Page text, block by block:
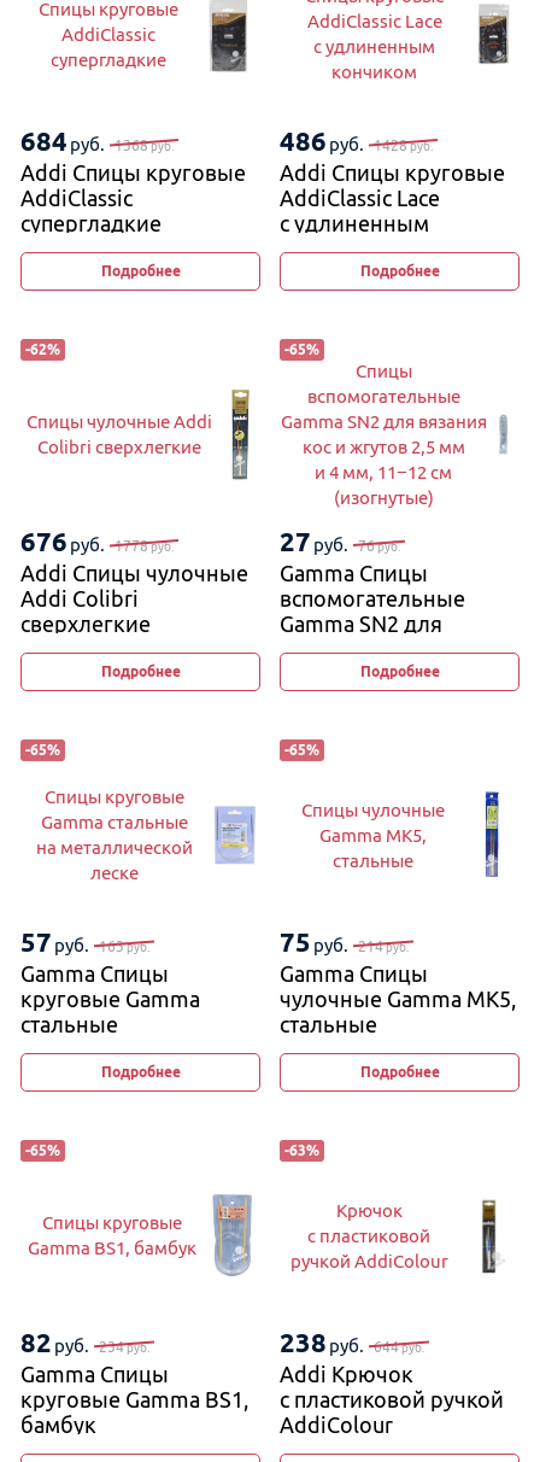
Спицы круговые
AddiClassic
супергладкие
684 руб. 1368руб.
Addi Спицы круговые
AddiClassic
супергладкие
Подробнее
AddiClassic Lace
с удлиненным
кончиком
486 руб. 1428руб.
Addi Спицы круговые
AddiClassic Lace
с удлиненным
кончиком
Подробнее
-62%
Спицы чулочные Addi
Colibri сверхлегкие
676 руб. 1778руб.
Addi Спицы чулочные
Addi Colibri
сверхлегкие
Подробнее
-65%
Спицы
вспомогательные
Gamma SN2 для вязания
кос и жгутов 2,5 мм
и 4 мм, 11−12 см
(изогнутые)
27 руб. 76руб.
Gamma Спицы
вспомогательные
Gamma SN2 для
вязания кос и жгутов
2,5 мм и 4 мм, 11−12 см
(изогнутые)
Подробнее
-65%
Спицы круговые
Gamma стальные
на металлической
леске
57 руб. 163руб.
Gamma Спицы
круговые Gamma
стальные
на металлической
Подробнее
-65%
Спицы чулочные
Gamma MK5,
стальные
75 руб. 214руб.
Gamma Спицы
чулочные Gamma MK5,
стальные
Подробнее
-65%
Спицы круговые
Gamma BS1, бамбук
82 руб. 234руб.
Gamma Спицы
круговые Gamma BS1,
бамбук
-63%
Крючок
с пластиковой
ручкой AddiColour
238 руб. 644руб.
Addi Крючок
с пластиковой ручкой
AddiColour